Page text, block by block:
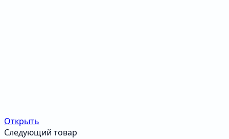
Открыть
Следующий товар